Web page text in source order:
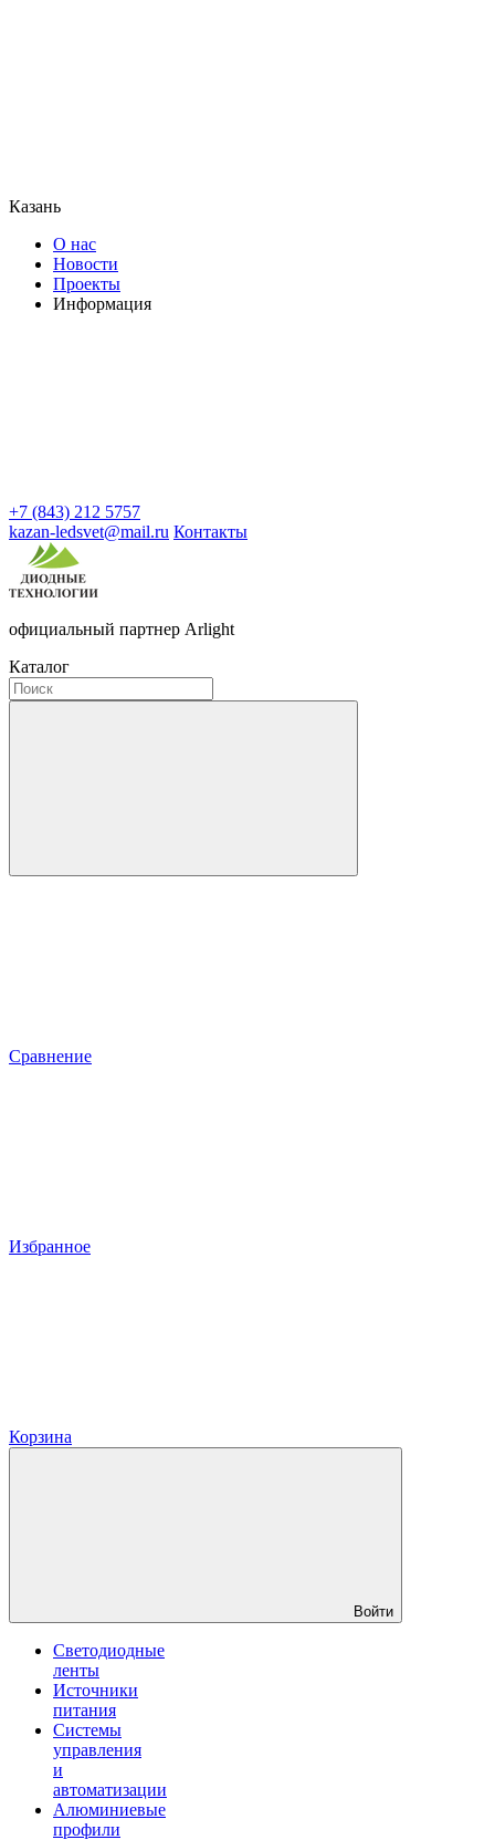
Казань
О нас
Новости
Проекты
Информация
+7 (843) 212 5757
kazan-ledsvet@mail.ru Контакты
официальный партнер Arlight
Каталог
Сравнение
Избранное
Корзина
Войти
Светодиодные
ленты
Источники
питания
Системы
управления
и
автоматизации
Алюминиевые
профили